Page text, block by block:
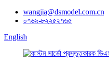
wangjia@dsmodel.com.cn
০৭৬৯-৮২২৫২৭৬৫
English